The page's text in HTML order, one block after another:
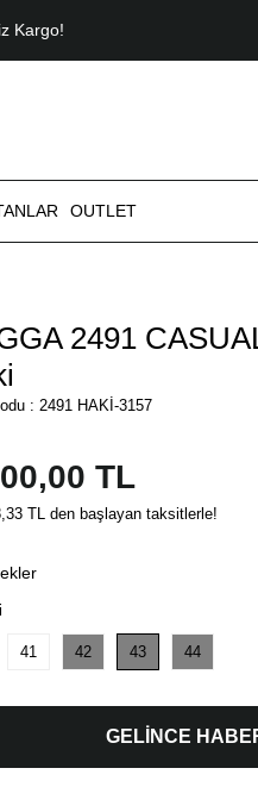
Kargo!
OUTLET
2491
: 2491 HAKİ-3157
TL
TL den başlayan taksitlerle!
41 42 43 44
GELİNCE